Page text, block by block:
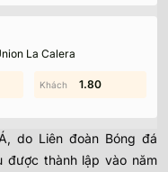
La Calera
1.00
1.80
bước ngoặt lịch sử và
trong khu vực.
như thế nào?
do Liên đoàn Bóng đá
được thành lập vào năm